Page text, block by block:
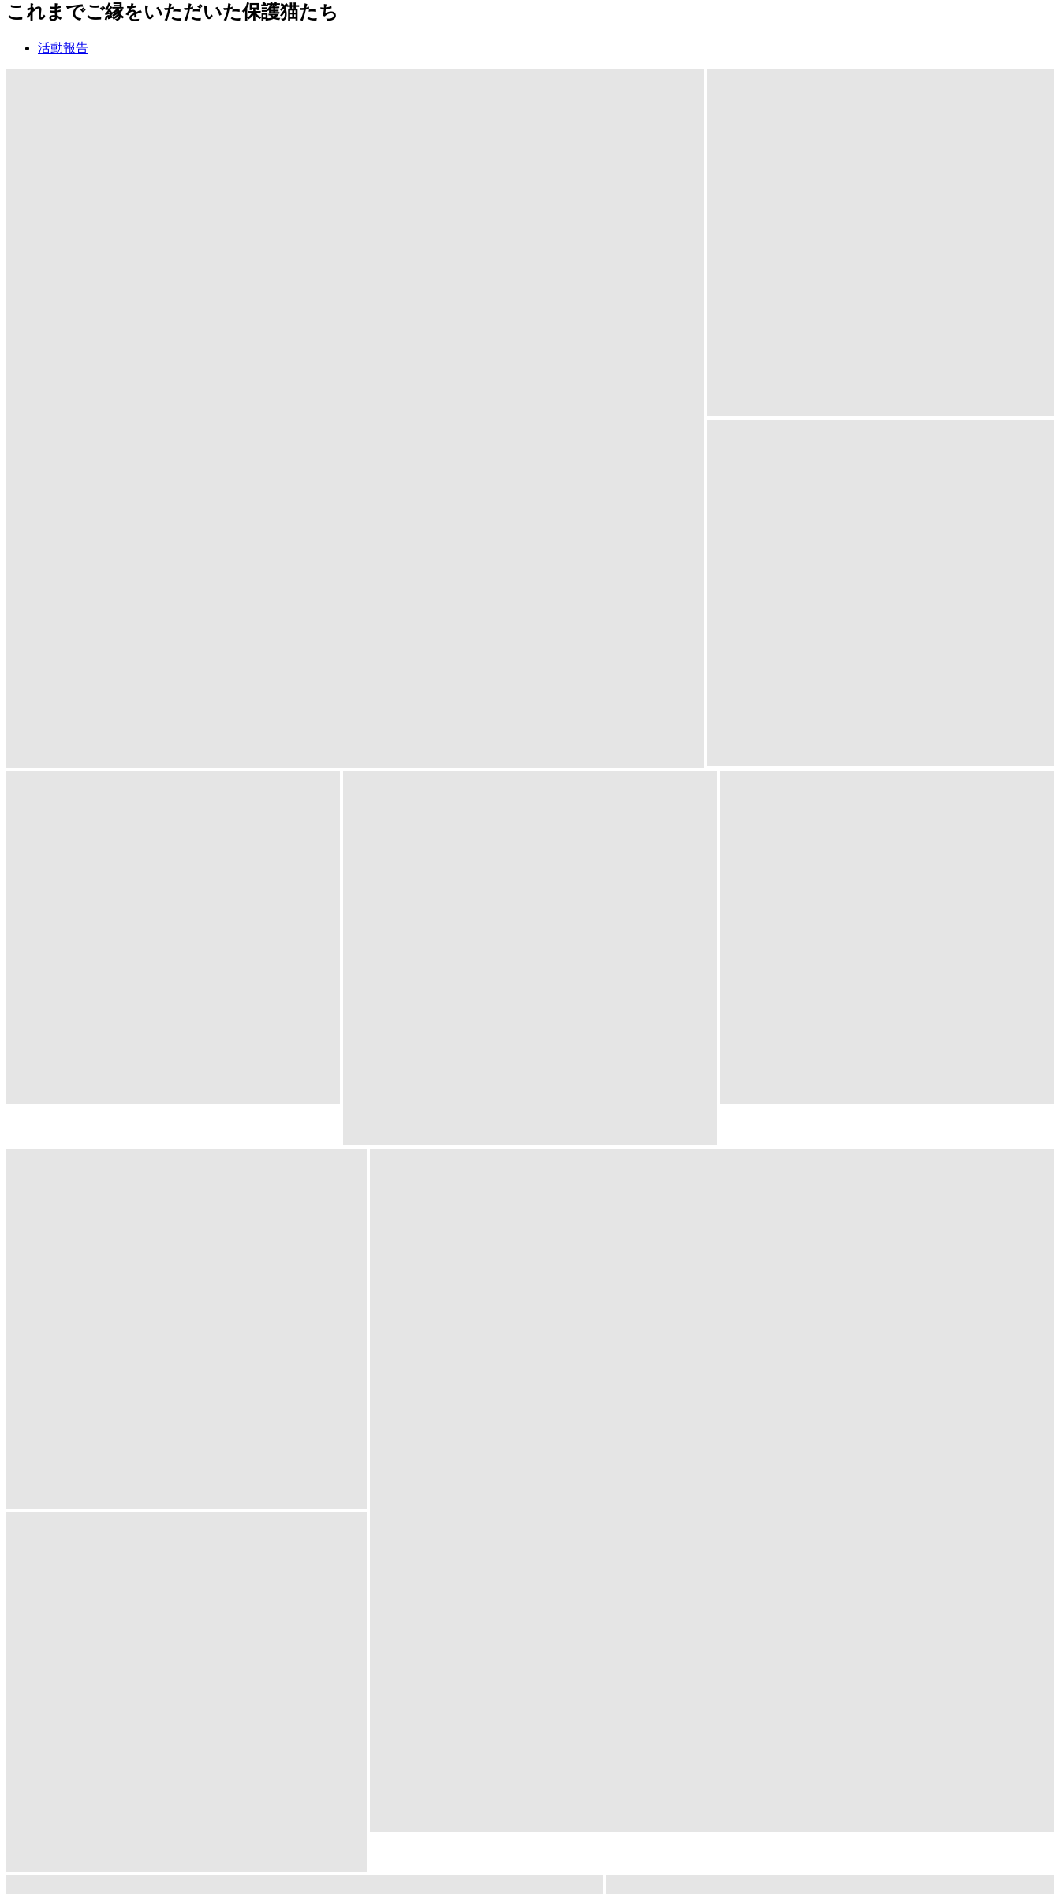
これまでご縁をいただいた保護猫たち
活動報告